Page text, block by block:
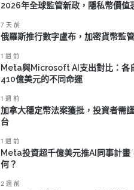
2026年全球監管新政，隱私幣價值
7 天 前
俄羅斯推行數字盧布，加密貨幣監
1 週 前
Meta與Microsoft AI支出對比：各
410億美元的不同命運
1 週 前
加拿大穩定幣法案獲批，投資者需
台
1 週 前
Meta投資超千億美元推AI同事計畫
何？
2 週 前